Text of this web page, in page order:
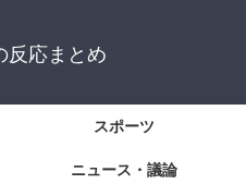
反応まとめ
スポーツ
ニュース・議論